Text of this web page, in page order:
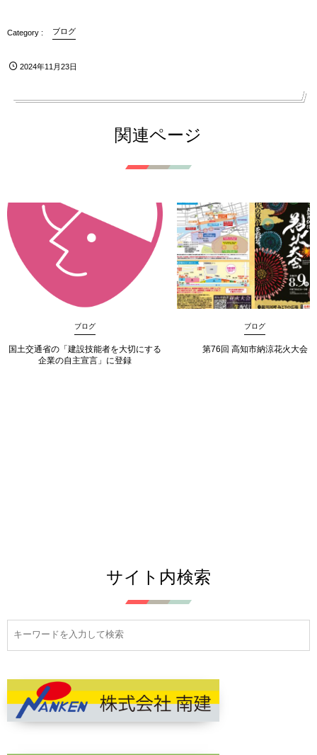
ブログ
2024年11月23日
関連ページ
ブログ
国土交通省の「建設技能者を大切にする
企業の自主宣言」に登録
ブログ
第76回 高知市納涼花火大会
サイト内検索